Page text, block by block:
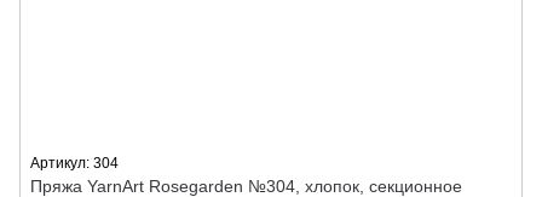
Артикул: 304
Пряжа YarnArt Rosegarden №304, хлопок, секционное